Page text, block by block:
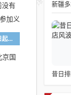
韩红基金会回应“韩红即日起退出公益行业”：目前没有收到任何消息，她正在参加义诊活动